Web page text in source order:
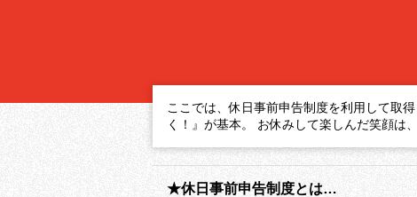
ここでは、休日事前申告制度を利用して取
く！』が基本。 お休みして楽しんだ笑顔は
★休日事前申告制度とは…